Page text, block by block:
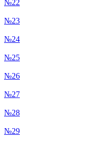
№22
№23
№24
№25
№26
№27
№28
№29